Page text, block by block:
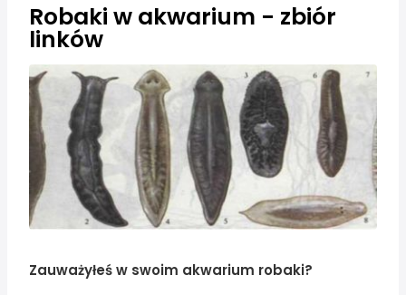
Robaki w akwarium - zbiór
linków
Informacje o artykule
Zauważyłeś w swoim akwarium robaki?